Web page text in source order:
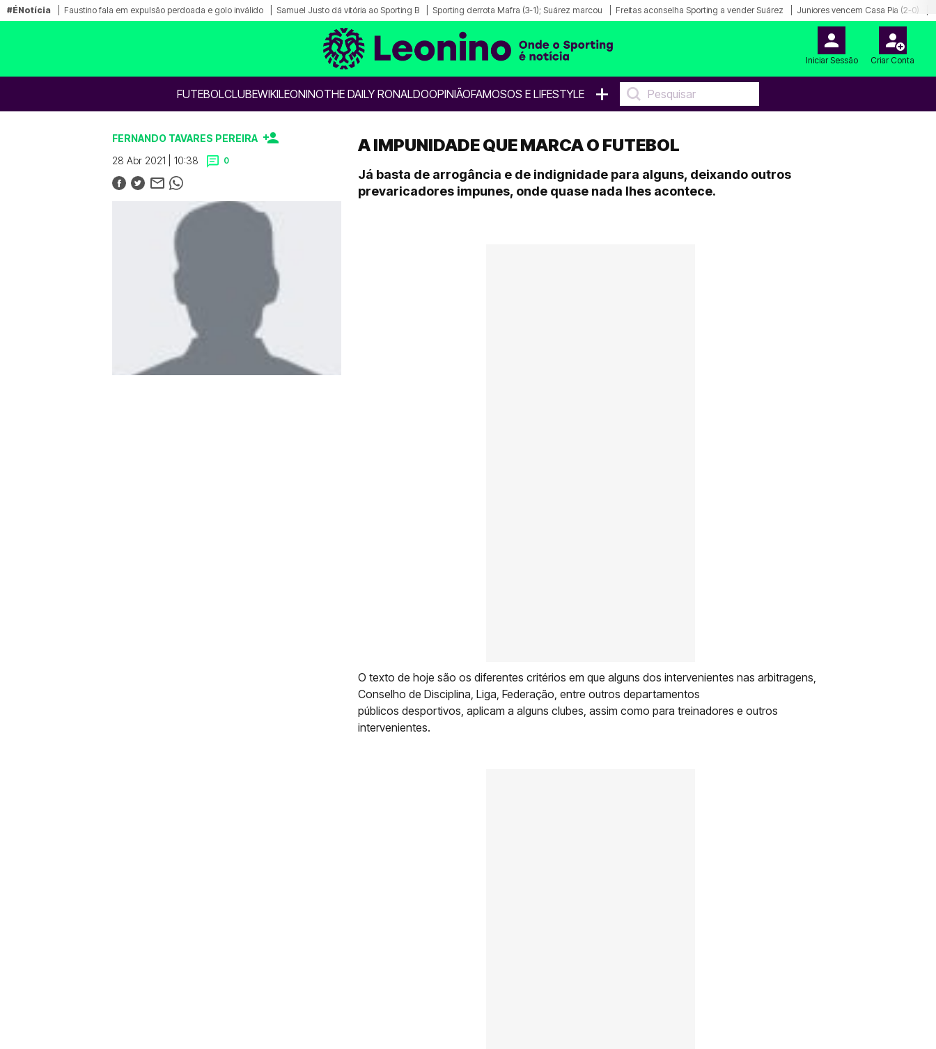
#ÉNotícia Faustino fala em expulsão perdoada e golo inválido Samuel Justo dá vitória ao Sporting B Sporting derrota Mafra (3-1); Suárez marcou Freitas aconselha Sporting a vender Suárez Juniores vencem Casa Pia (2-0)
Iniciar Sessão Criar Conta
FUTEBOLCLUBEWIKILEONINOTHE DAILY RONALDOOPINIÃOFAMOSOS E LIFESTYLE +
FERNANDO TAVARES PEREIRA
28 Abr 2021 | 10:38
0
A IMPUNIDADE QUE MARCA O FUTEBOL
Já basta de arrogância e de indignidade para alguns, deixando outros
prevaricadores impunes, onde quase nada lhes acontece.
O texto de hoje são os diferentes critérios em que alguns dos intervenientes nas arbitragens,
Conselho de Disciplina, Liga, Federação, entre outros departamentos
públicos desportivos, aplicam a alguns clubes, assim como para treinadores e outros
intervenientes.